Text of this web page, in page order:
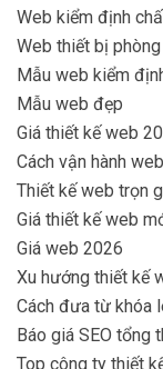
Web kiểm định
Web thiết bị
Mẫu web kiểm
Mẫu web đẹp
Giá thiết kế web
Cách vận hành
Thiết kế web trọn
Giá thiết kế web
Giá web 2026
Xu hướng thiết kế
Cách đưa từ khóa
Báo giá SEO tổng
Top công ty thiết